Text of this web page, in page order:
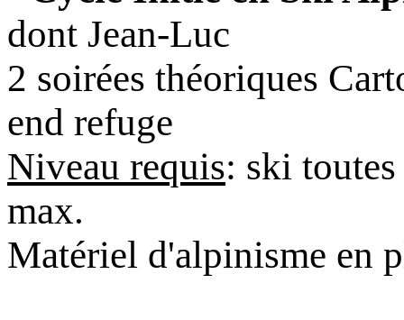
dont Jean-Luc
2 soirées théoriques
end refuge
Niveau requis: ski toutes
max.
Matériel d'alpinisme en